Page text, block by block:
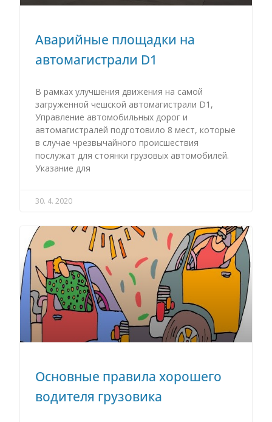
Аварийные площадки на
автомагистрали D1
В рамках улучшения движения на самой
загруженной чешской автомагистрали D1,
Управление автомобильных дорог и
автомагистралей подготовило 8 мест, которые
в случае чрезвычайного происшествия
послужат для стоянки грузовых автомобилей.
Указание для
30. 4. 2020
Основные правила хорошего
водителя грузовика